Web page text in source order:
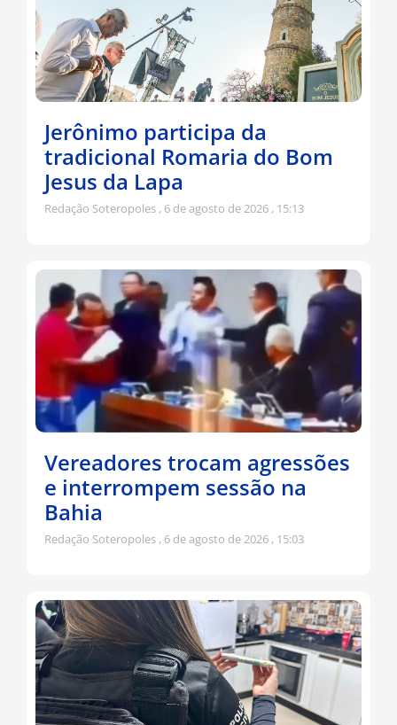
Jerônimo participa da
tradicional Romaria do Bom
Jesus da Lapa
Redação Soteropoles 6 de agosto de 2026 15:13
Vereadores trocam agressões
e interrompem sessão na
Bahia
Redação Soteropoles 6 de agosto de 2026 15:03